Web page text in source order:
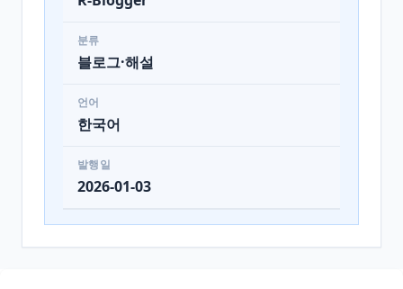
분류
블로그·해설
언어
한국어
발행일
2026-01-03